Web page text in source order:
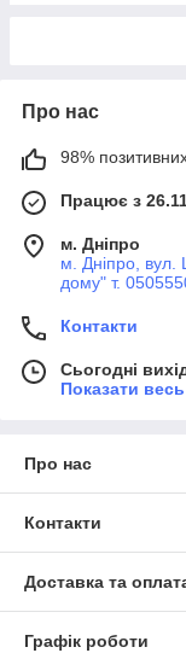
Про нас
98% позитивних
Працює з
м. Дніпро
м. Дніпро, вул.
дому" т.
Контакти
Сьогодні
Показати
Про нас
Контакти
Доставка та
Графік роботи